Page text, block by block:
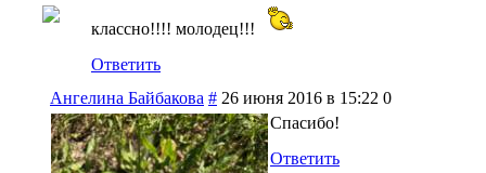
классно!!!! молодец!!!
Ответить
Ангелина Байбакова # 26 июня 2016 в 15:22 0
Спасибо!
Ответить